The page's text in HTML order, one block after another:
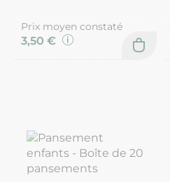
Prix moyen constaté
3,50 €